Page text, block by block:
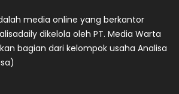
media online yang berkantor
dikelola oleh PT. Media Warta
bagian dari kelompok usaha Analisa